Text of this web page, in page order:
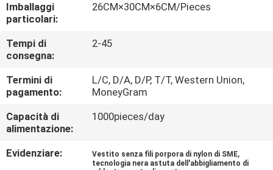
CONTATTICI
NOTIZIA
CASI
Imballaggi
particolari:
26CM×30CM×6CM/Pieces
Tempi di
consegna:
2-45
Termini di
pagamento:
L/C, D/A, D/P, T/T, Western Union,
MoneyGram
Capacità di
alimentazione:
1000pieces/day
Evidenziare: Vestito senza fili porpora di nylon di SME,
tecnologia nera astuta dell'abbigliamento di